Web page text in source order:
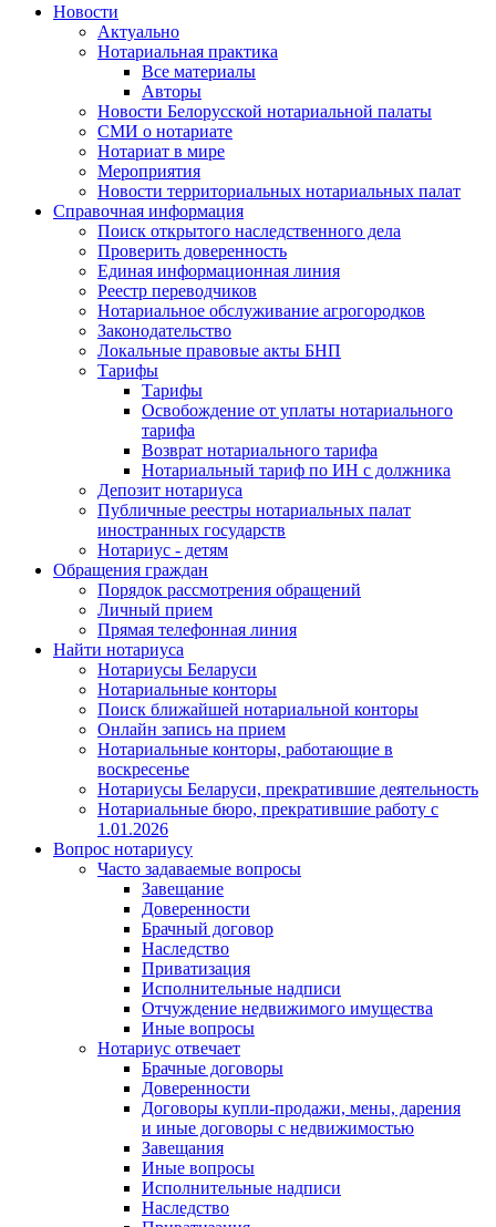
Новости
Актуально
Нотариальная практика
Все материалы
Авторы
Новости Белорусской нотариальной палаты
СМИ о нотариате
Нотариат в мире
Мероприятия
Новости территориальных нотариальных палат
Справочная информация
Поиск открытого наследственного дела
Проверить доверенность
Единая информационная линия
Реестр переводчиков
Нотариальное обслуживание агрогородков
Законодательство
Локальные правовые акты БНП
Тарифы
Тарифы
Освобождение от уплаты нотариального
тарифа
Возврат нотариального тарифа
Нотариальный тариф по ИН с должника
Депозит нотариуса
Публичные реестры нотариальных палат
иностранных государств
Нотариус - детям
Обращения граждан
Порядок рассмотрения обращений
Личный прием
Прямая телефонная линия
Найти нотариуса
Нотариусы Беларуси
Нотариальные конторы
Поиск ближайшей нотариальной конторы
Онлайн запись на прием
Нотариальные конторы, работающие в
воскресенье
Нотариусы Беларуси, прекратившие деятельность
Нотариальные бюро, прекратившие работу с
1.01.2026
Вопрос нотариусу
Часто задаваемые вопросы
Завещание
Доверенности
Брачный договор
Наследство
Приватизация
Исполнительные надписи
Отчуждение недвижимого имущества
Иные вопросы
Нотариус отвечает
Брачные договоры
Доверенности
Договоры купли-продажи, мены, дарения
и иные договоры с недвижимостью
Завещания
Иные вопросы
Исполнительные надписи
Наследство